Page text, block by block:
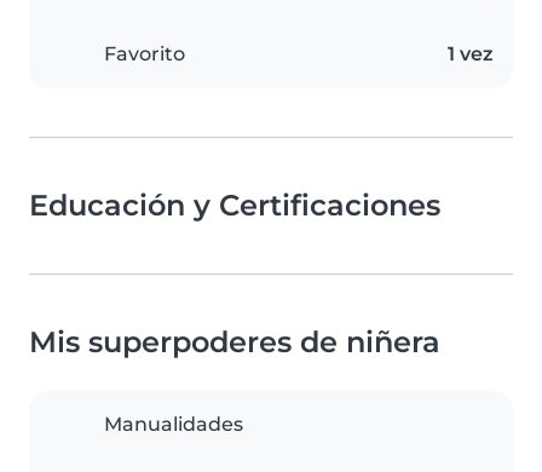
Favorito 1 vez
Educación y Certificaciones
Mis superpoderes de niñera
Manualidades